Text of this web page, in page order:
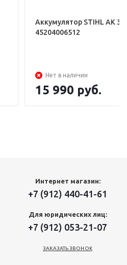
Аккумулятор STIHL АK 30
45204006512
Нет в наличии
15 990 руб.
Интернет магазин:
+7 (912) 440-41-61
Для юридических лиц:
+7 (912) 053-21-07
ЗАКАЗАТЬ ЗВОНОК